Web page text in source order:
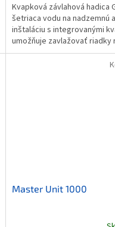
Kvapková závlahová hadica
šetriaca vodu na nadzemnú
inštaláciu s integrovanými
umožňuje zavlažovať riadky
dĺžky 50 m, ako sú živé...
Master Unit 1000